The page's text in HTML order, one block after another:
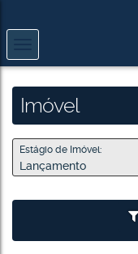
Imóvel
Estágio de Imóvel:
Lançamento